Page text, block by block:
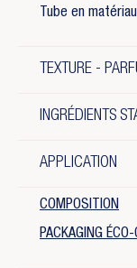
Tube en
TEXTURE -
INGRÉDIENTS
APPLICATION
COMPOSITION
PACKAGING